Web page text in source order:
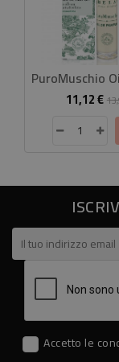
11,12 €
Accetto le